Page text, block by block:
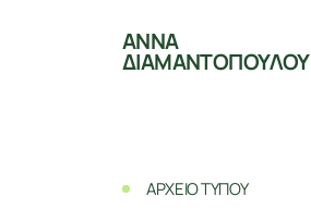
ΑΝΝΑ
ΔΙΑΜΑΝΤΟΠΟΥΛΟΥ
ΑΡΧΕΙΟ ΤΥΠΟΥ